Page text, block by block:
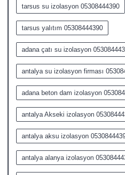
tarsus su izolasyon 05308444390
tarsus yalıtım 05308444390
adana çatı su izolasyon
antalya su izolasyon firması
adana beton dam izolasyon
antalya Akseki izolasyon
antalya aksu izolasyon
antalya alanya izolasyon